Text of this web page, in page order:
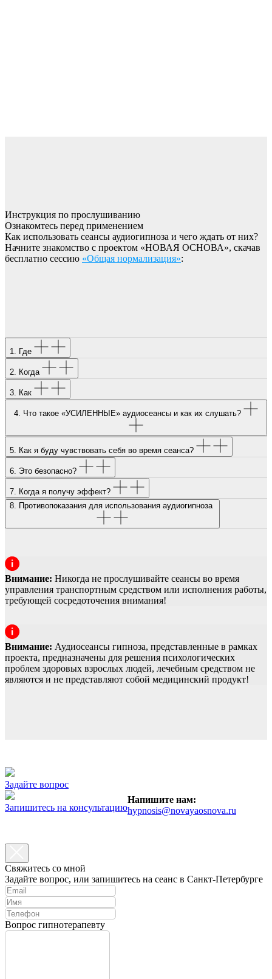
Инструкция по прослушиванию
Ознакомтесь перед применением
Как использовать сеансы аудиогипноза и чего ждать от них?
Начните знакомство с проектом «НОВАЯ ОСНОВА», скачав
бесплатно сессию «Общая нормализация»:
1. Где
2. Когда
3. Как
4. Что такое «УСИЛЕННЫЕ» аудиосеансы и как их слушать?
5. Как я буду чувствовать себя во время сеанса?
6. Это безопасно?
7. Когда я получу эффект?
8. Противопоказания для использования аудиогипноза
Внимание: Никогда не прослушивайте сеансы во время
управления транспортным средством или исполнения работы,
требующей сосредоточения внимания!
Внимание: Аудиосеансы гипноза, представленные в рамках
проекта, предназначены для решения психологических
проблем здоровых взрослых людей, лечебным средством не
являются и не представляют собой медицинский продукт!
Задайте вопрос
Запишитесь на консультацию
Напишите нам:
hypnosis@novayaosnova.ru
Свяжитесь со мной
Задайте вопрос, или запишитесь на сеанс в Санкт-Петербурге
Вопрос гипнотерапевту